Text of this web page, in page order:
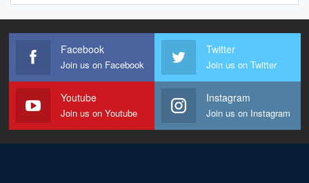
Facebook
Join us on Facebook
Twitter
Join us on Twitter
Youtube
Join us on Youtube
Instagram
Join us on Instagram